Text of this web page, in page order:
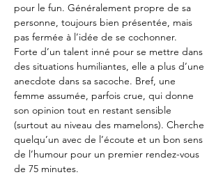
pour le fun. Généralement propre de sa
personne, toujours bien présentée, mais
pas fermée à l’idée de se cochonner.
Forte d’un talent inné pour se mettre dans
des situations humiliantes, elle a plus d’une
anecdote dans sa sacoche. Bref, une
femme assumée, parfois crue, qui donne
son opinion tout en restant sensible
(surtout au niveau des mamelons). Cherche
quelqu’un avec de l’écoute et un bon sens
de l’humour pour un premier rendez-vous
de 75 minutes.